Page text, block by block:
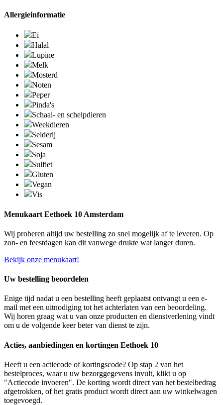
Allergieinformatie
Ei
Halal
Lupine
Melk
Mosterd
Noten
Peper
Pinda's
Schaal- en schelpdieren
Weekdieren
Selderij
Sesam
Soja
Sulfiet
Gluten
Vegan
Vis
Menukaart Eethoek 10 Amsterdam
Wij proberen altijd uw bestelling zo snel mogelijk af te leveren. Op
zon- en feestdagen kan dit vanwege drukte wat langer duren.
Bekijk onze menukaart!
Uw bestelling beoordelen
Enige tijd nadat u een bestelling heeft geplaatst ontvangt u een e-
mail met een uitnodiging tot het achterlaten van een beoordeling.
Wij horen graag wat u van onze producten en dienstverlening vindt
om u de volgende keer beter van dienst te zijn.
Acties, aanbiedingen en kortingen Eethoek 10
Heeft u een actiecode of kortingscode? Op stap 2 van het
bestelproces, waar u uw bezorggegevens invult, klikt u op
"Actiecode invoeren". De korting wordt direct van het bestelbedrag
afgetrokken, of het gratis product wordt direct aan uw winkelwagen
toegevoegd.